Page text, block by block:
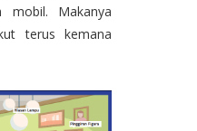
mobil. Makanya
terus kemana